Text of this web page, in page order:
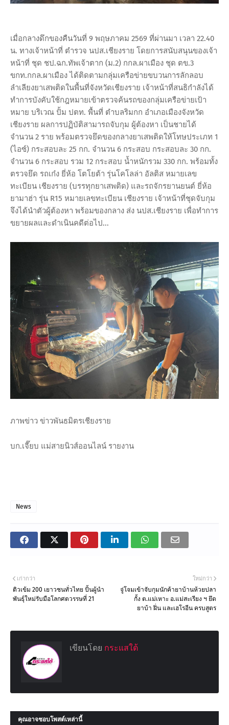
เมื่อกลางดึกของคืนวันที่ 9 พฤษภาคม 2569 ที่ผ่านมา เวลา 22.40
น. ทางเจ้าหน้าที่ ตำรวจ นปส.เชียงราย โดยการสนับสนุนของเจ้า
หน้าที่ ชุด ชป.ฉก.ทัพเจ้าตาก (ม.2) กกล.ผาเมือง ชุด ตข.3
ขกท.กกล.ผาเมือง ได้ติดตามกลุ่มเครือข่ายขบวนการลักลอบ
ลำเลียงยาเสพติดในพื้นที่จังหวัดเชียงราย เจ้าหน้าที่สนธิกำลังได้
ทำการบังคับใช้กฎหมายเข้าตรวจค้นรถของกลุ่มเครือข่ายเป้า
หมาย บริเวณ ปั้ม ปตท. พื้นที่ ตำบลริมกก อำเภอเมืองจังหวัด
เชียงราย ผลการปฏิบัติสามารถจับกุม ผู้ต้องหา เป็นชายได้
จำนวน 2 ราย พร้อมตรวจยึดของกลางยาเสพติดให้โทษประเภท 1
(ไอซ์) กระสอบละ 25 กก. จำนวน 6 กระสอบ กระสอบละ 30 กก.
จำนวน 6 กระสอบ รวม 12 กระสอบ น้ำหนักรวม 330 กก. พร้อมทั้ง
ตรวจยึด รถเก๋ง ยี่ห้อ โตโยต้า รุ่นโคโลล่า อัลติส หมายเลข
ทะเบียน เชียงราย (บรรทุกยาเสพติด) และรถจักรยานยนต์ ยี่ห้อ
ยามาฮ่า รุ่น R15 หมายเลขทะเบียน เชียงราย เจ้าหน้าที่ชุดจับกุม
จึงได้นำตัวผู้ต้องหา พร้อมของกลาง ส่ง นปส.เชียงราย เพื่อทำการ
ขยายผลและดำเนินคดีต่อไป...
ภาพข่าว ข่าวพันธมิตรเชียงราย
บก.เจี๊ยบ แม่สายนิวส์ออนไลน์ รายงาน
News
ใหม่กว่า
จู่โจมเข้าจับกุมนักค้ายาบ้านห้วยปลา
กั้ง ต.แม่เหาะ อ.แม่สะเรียง ฯ ยึด
ยาบ้า ฝิ่น และเฮโรอีน ครบสูตร
เก่ากว่า
ติวเข้ม 200 เยาวชนทั่วไทย ปั้นผู้นำ
พันธุ์ใหม่รับมือโลกศตวรรษที่ 21
เขียนโดย กระแสใต้
คุณอาจชอบโพสต์เหล่านี้